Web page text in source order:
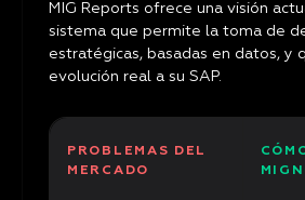
MIG Reports ofrece una visión
sistema que permite la toma de
estratégicas, basadas en datos, y
evolución real a su SAP.
PROBLEMAS DEL
MERCADO